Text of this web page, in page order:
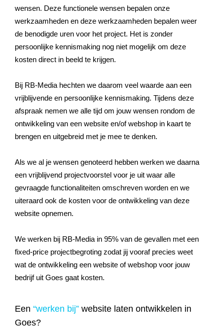
wensen. Deze functionele wensen bepalen onze
werkzaamheden en deze werkzaamheden bepalen weer
de benodigde uren voor het project. Het is zonder
persoonlijke kennismaking nog niet mogelijk om deze
kosten direct in beeld te krijgen.
Bij RB-Media hechten we daarom veel waarde aan een
vrijblijvende en persoonlijke kennismaking. Tijdens deze
afspraak nemen we alle tijd om jouw wensen rondom de
ontwikkeling van een website en/of webshop in kaart te
brengen en uitgebreid met je mee te denken.
Als we al je wensen genoteerd hebben werken we daarna
een vrijblijvend projectvoorstel voor je uit waar alle
gevraagde functionaliteiten omschreven worden en we
uiteraard ook de kosten voor de ontwikkeling van deze
website opnemen.
We werken bij RB-Media in 95% van de gevallen met een
fixed-price projectbegroting zodat jij vooraf precies weet
wat de ontwikkeling een website of webshop voor jouw
bedrijf uit Goes gaat kosten.
Een “werken bij” website laten ontwikkelen in
Goes?